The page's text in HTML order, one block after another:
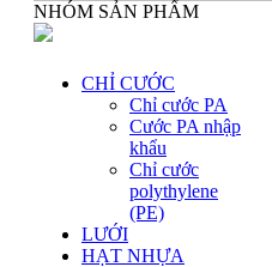
NHÓM SẢN PHẨM
CHỈ CƯỚC
Chỉ cước PA
Cước PA nhập
khẩu
Chỉ cước
polythylene
(PE)
LƯỚI
HẠT NHỰA